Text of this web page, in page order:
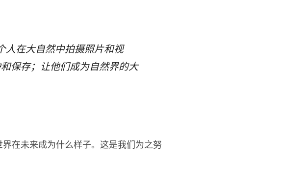
人在大自然中拍摄照片和视
保存；让他们成为自然界的大
在未来成为什么样子。这是我们为之努